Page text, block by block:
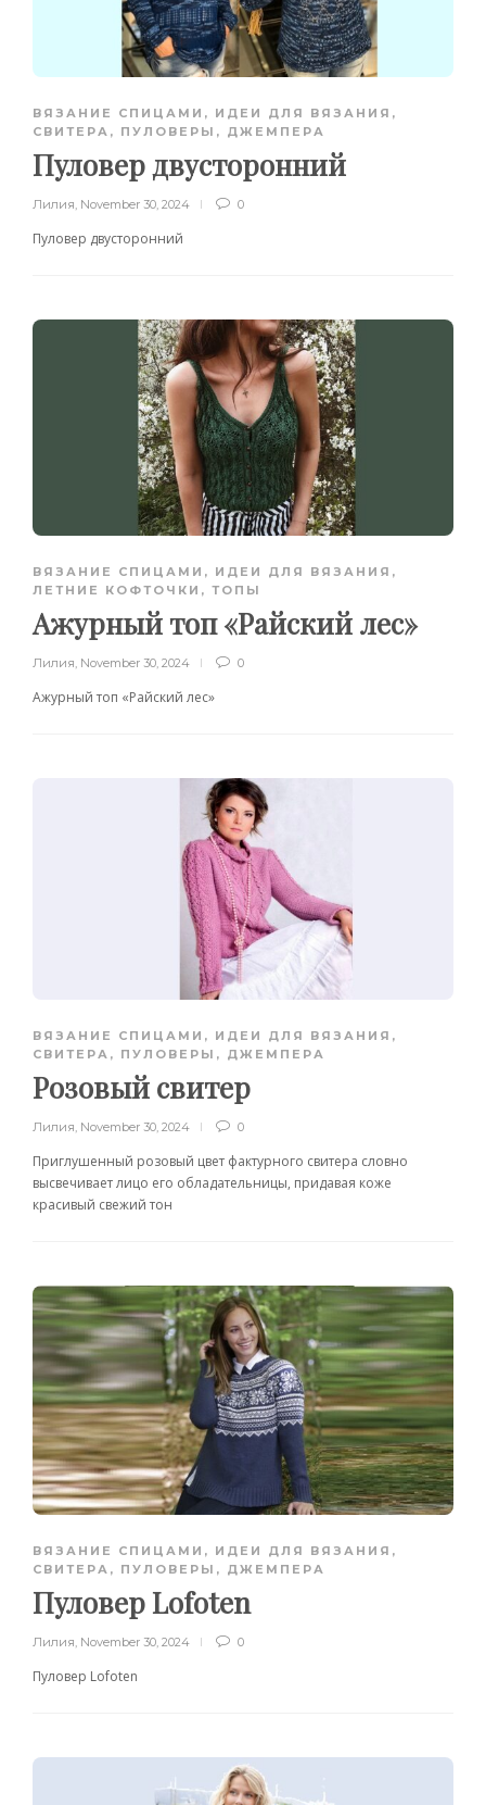
ВЯЗАНИЕ СПИЦАМИ , ИДЕИ ДЛЯ ВЯЗАНИЯ ,
СВИТЕРА, ПУЛОВЕРЫ, ДЖЕМПЕРА
Пуловер двусторонний
Лилия, November 30, 2024 0
Пуловер двусторонний
ВЯЗАНИЕ СПИЦАМИ , ИДЕИ ДЛЯ ВЯЗАНИЯ ,
ЛЕТНИЕ КОФТОЧКИ, ТОПЫ
Ажурный топ «Райский лес»
Лилия, November 30, 2024 0
Ажурный топ «Райский лес»
ВЯЗАНИЕ СПИЦАМИ , ИДЕИ ДЛЯ ВЯЗАНИЯ ,
СВИТЕРА, ПУЛОВЕРЫ, ДЖЕМПЕРА
Розовый свитер
Лилия, November 30, 2024 0
Приглушенный розовый цвет фактурного свитера словно
высвечивает лицо его обладательницы, придавая коже
красивый свежий тон
ВЯЗАНИЕ СПИЦАМИ , ИДЕИ ДЛЯ ВЯЗАНИЯ ,
СВИТЕРА, ПУЛОВЕРЫ, ДЖЕМПЕРА
Пуловер Lofoten
Лилия, November 30, 2024 0
Пуловер Lofoten